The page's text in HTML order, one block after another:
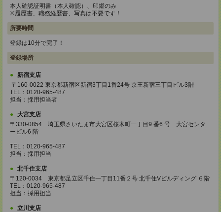
本人確認証明書（本人確認）、印鑑のみ
※履歴書、職務経歴書、写真は不要です！
所要時間
登録は10分で完了！
登録場所
新宿支店
〒160-0022 東京都新宿区新宿3丁目1番24号 京王新宿三丁目ビル3階
TEL：0120-965-487
担当：採用担当者
大宮支店
〒330-0854 埼玉県さいたま市大宮区桜木町一丁目9 番6 号 大宮センタ
ービル6 階
TEL：0120-965-487
担当：採用担当
北千住支店
〒120-0034 東京都足立区千住一丁目11番２号 北千住Vビルディング ６階
TEL：0120-965-487
担当：採用担当
立川支店